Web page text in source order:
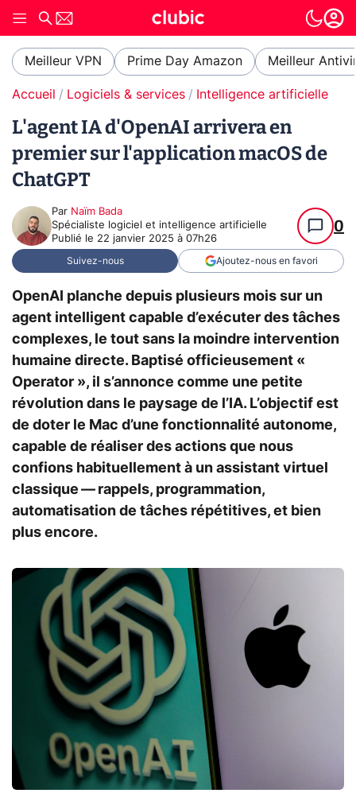
Meilleur VPN Prime Day Amazon Meilleur
Accueil Logiciels & services Intelligence artificielle
L'agent IA d'OpenAI arrivera en
premier sur l'application macOS de
ChatGPT
Par Naïm Bada
Spécialiste logiciel et intelligence artificielle
Publié le 22 janvier 2025 à 07h26
0
Suivez-nous Ajoutez-nous en favori
OpenAI planche depuis plusieurs mois sur un
agent intelligent capable d’exécuter des tâches
complexes, le tout sans la moindre intervention
humaine directe. Baptisé officieusement «
Operator », il s’annonce comme une petite
révolution dans le paysage de l’IA. L’objectif est
de doter le Mac d’une fonctionnalité autonome,
capable de réaliser des actions que nous
confions habituellement à un assistant virtuel
classique — rappels, programmation,
automatisation de tâches répétitives, et bien
plus encore.